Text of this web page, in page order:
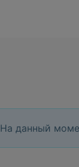
На данный